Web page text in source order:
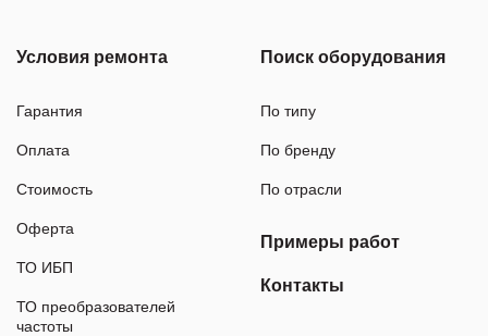
Условия ремонта
Гарантия
Оплата
Стоимость
Оферта
ТО ИБП
ТО преобразователей
частоты
Поиск оборудования
По типу
По бренду
По отрасли
Примеры работ
Контакты